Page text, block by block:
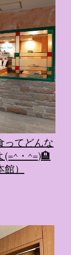
ってどんな
(=^・^=)🏨
）